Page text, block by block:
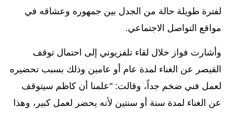
لفترة طويلة حالة من الجدل بين جمهوره وعشاقه في
مواقع التواصل الاجتماعي.
وأشارت فواز خلال لقاء تلفزيوني إلى احتمال توقف
القيصر عن الغناء لمدة عام أو عامين وذلك بسبب تحضيره
لعمل فني ضخم جداً، وقالت: "علمنا أن كاظم سيتوقف
عن الغناء لمدة سنة أو سنتين لأنه يحضر لعمل كبير، وهذا